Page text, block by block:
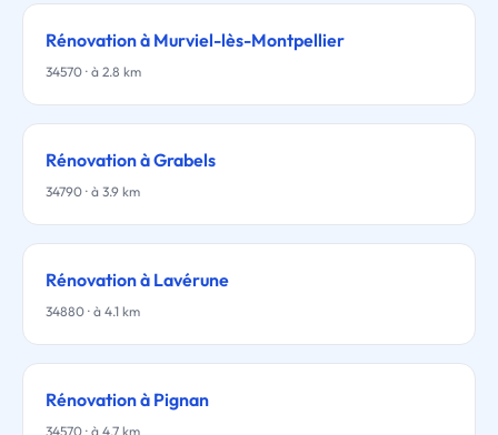
Rénovation à Murviel-lès-Montpellier
34570 · à 2.8 km
Rénovation à Grabels
34790 · à 3.9 km
Rénovation à Lavérune
34880 · à 4.1 km
Rénovation à Pignan
34570 · à 4.7 km